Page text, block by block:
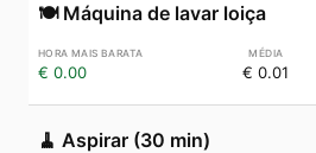
🍽️ Máquina de lavar loiça
€ 0.00 € 0.01
🧹 Aspirar (30 min)